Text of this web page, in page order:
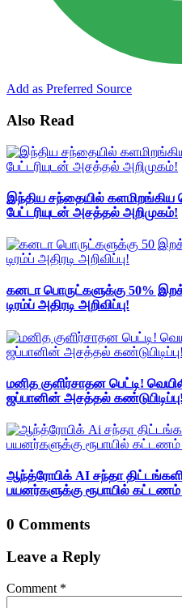
Add as Preferred Source
Also Read
இந்திய சந்தையில் களமிறங்கிய
பேட்டரியுடன் அசத்தல் அறிமுகம்!
கனடா பொருட்களுக்கு 50%
டிரம்ப் அதிரடி அறிவிப்பு!
மனித குளிர்சாதன பெட்டி!
ஜப்பானின் அசத்தல் கண்டுபிடிப்பு!
ஆந்த்ரோபிக் AI சந்தா
பயனர்களுக்கு ரூபாயில் கட்டணம்
0 Comments
Leave a Reply
Comment *